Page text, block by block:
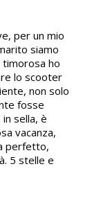
per un mio
siamo
timorosa ho
lo scooter
non solo
fosse
sella, è
vacanza,
perfetto,
5 stelle e